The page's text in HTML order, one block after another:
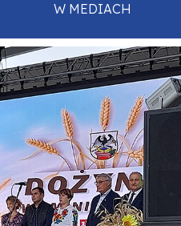
W MEDIACH